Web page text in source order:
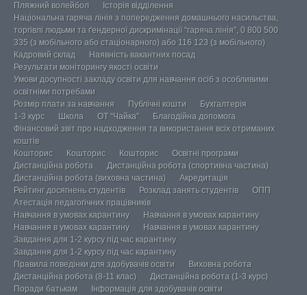
Пляжний волейбол
Історія відділення
Національна гаряча лінія з попередження домашнього насильства,
торгівлі людьми та ґендерної дискримінації “гаряча лінія”, 0 800 500
335 (з мобільного або стаціонарного) або 116 123 (з мобільного)
Кадровий склад
Наявність вакантних посад
Результати моніторингу якості освіти
Умови досупності закладу освіти для навчання осіб з особливими
освітніми потребами
Розмір плати за навчання
Публічні кошти
Бухгалтерія
1-3 курс
Школа ОТ “Чайка”
Благодійна допомога
Фінансовий звіт про надходження та використання всіх отриманих
коштів
Кошторис
Кошторис Кошторис
Освітні програми
Дистанційна робота
Дистанційна робота (спортивна частина)
Дистанційна робота (виховна частина)
Акредитація
Рейтинг досягнень студентів
Розклад занять студентів
ОПП
Атестація педагогічних працівників
Навчання в умовах карантину
Навчання в умовах карантину
Навчання в умовах карантину
Навчання в умовах карантину
Завдання для 1-2 курсу під час карантину
Завдання для 1-2 курсу під час карантину
Правила поведінки для здобувачів освіти
Виховна робота
Дистанційна робота (8-11 клас)
Дистанційна робота (1-3 курс)
Поради батькам
Інформація для здобувачів освіти